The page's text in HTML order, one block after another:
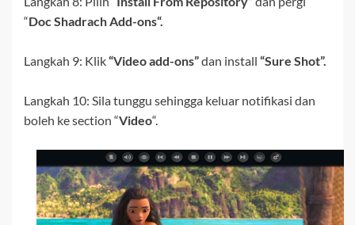
“Doc Shadrach Add-ons“.
Langkah 9: Klik“Video add-ons”dan install “Sure Shot”.
Langkah 10: Sila tunggu sehingga keluar notifikasi dan
boleh ke section “Video“.